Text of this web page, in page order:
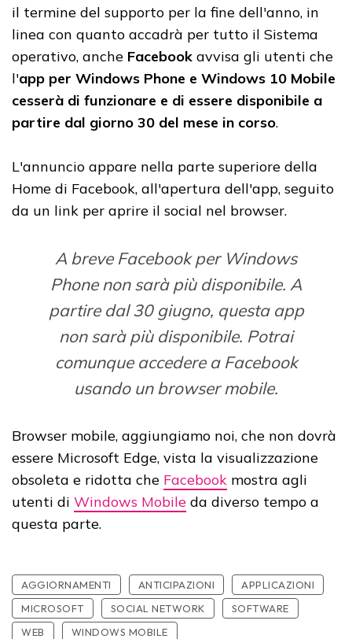
il termine del supporto per la fine dell'anno, in
linea con quanto accadrà per tutto il Sistema
operativo, anche Facebook avvisa gli utenti che
l'app per Windows Phone e Windows 10 Mobile
cesserà di funzionare e di essere disponibile a
partire dal giorno 30 del mese in corso.
L'annuncio appare nella parte superiore della
Home di Facebook, all'apertura dell'app, seguito
da un link per aprire il social nel browser.
A breve Facebook per Windows
Phone non sarà più disponibile. A
partire dal 30 giugno, questa app
non sarà più disponibile. Potrai
comunque accedere a Facebook
usando un browser mobile.
Browser mobile, aggiungiamo noi, che non dovrà
essere Microsoft Edge, vista la visualizzazione
obsoleta e ridotta che Facebook mostra agli
utenti di Windows Mobile da diverso tempo a
questa parte.
AGGIORNAMENTI ANTICIPAZIONI
APPLICAZIONI
MICROSOFT
SOCIAL NETWORK
SOFTWARE
WEB
WINDOWS MOBILE